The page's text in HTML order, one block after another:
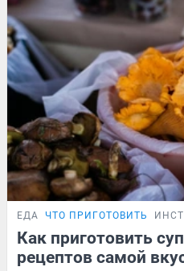
ЕДА ЧТО ПРИГОТОВИТЬ
Как приготовить
рецептов самой